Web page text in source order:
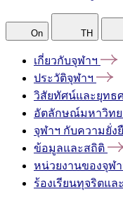
On TH
เกี่ยวกับจุฬาฯ
ประวัติจุฬาฯ
วิสัยทัศน์และยุทธ
อัตลักษณ์มหาวิทย
จุฬาฯ กับความยั่ง
ข้อมูลและสถิติ
หน่วยงานของจุฬ
ร้องเรียนทุจริตแ